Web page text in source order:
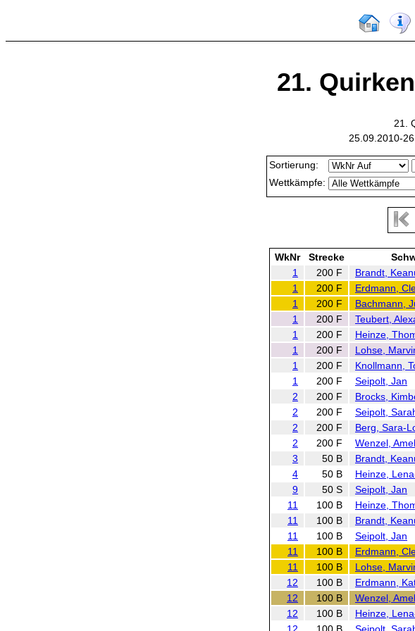
21.
21.
25.09.2010-
Sortierung:
Wettkämpfe:
WkNr Strecke
1
200 F Brandt,
1
200 F Erdmann,
1
200 F Bachmann,
1
200 F Teubert,
1
200 F Heinze,
1
200 F Lohse,
1
200 F Knollmann,
1
200 F Seipolt, Jan
2
200 F Brocks,
2
200 F Seipolt,
2
200 F Berg, Sara-
2
200 F Wenzel,
3
50 B Brandt,
4
50 B Heinze,
9
50 S Seipolt, Jan
11
100 B Heinze,
11
100 B Brandt,
11
100 B Seipolt, Jan
11
100 B Erdmann,
11
100 B Lohse,
12
100 B Erdmann,
12
100 B Wenzel,
12
100 B Heinze,